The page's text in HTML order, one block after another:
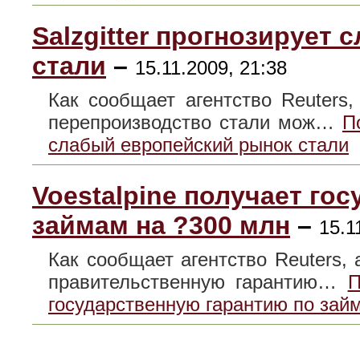
Salzgitter прогнозирует
стали – 15.11.2009, 21:38
Как сообщает агентство
перепроизводство стали мож…
слабый европейский рынок стали
Voestalpine получает
займам на ?300 млн –
Как сообщает агентство
правительственную гарантию…
государственную гарантию по